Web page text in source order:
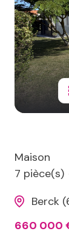
Maison
7 pièce(s)
Berck
660 000